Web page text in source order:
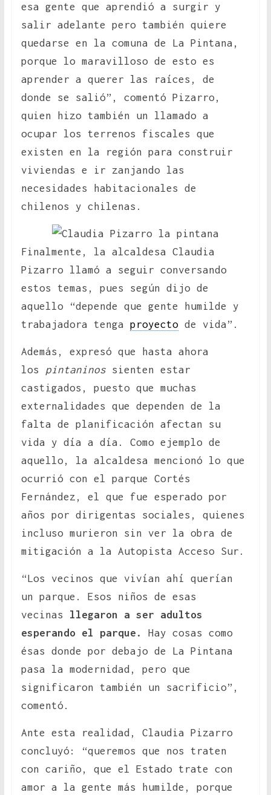
esa gente que aprendió a surgir y
salir adelante pero también quiere
quedarse en la comuna de La Pintana,
porque lo maravilloso de esto es
aprender a querer las raíces, de
donde se salió”, comentó Pizarro,
quien hizo también un llamado a
ocupar los terrenos fiscales que
existen en la región para construir
viviendas e ir zanjando las
necesidades habitacionales de
chilenos y chilenas.
Finalmente, la alcaldesa Claudia
Pizarro llamó a seguir conversando
estos temas, pues según dijo de
aquello “depende que gente humilde y
trabajadora tenga proyectode vida”.
Además, expresó que hasta ahora
los pintaninossienten estar
castigados, puesto que muchas
externalidades que dependen de la
falta de planificación afectan su
vida y día a día. Como ejemplo de
aquello, la alcaldesa mencionó lo que
ocurrió con el parque Cortés
Fernández, el que fue esperado por
años por dirigentas sociales, quienes
incluso murieron sin ver la obra de
mitigación a la Autopista Acceso Sur.
“Los vecinos que vivían ahí querían
un parque. Esos niños de esas
vecinas llegaron a ser adultos
esperando el parque. Hay cosas como
ésas donde por debajo de La Pintana
pasa la modernidad, pero que
significaron también un sacrificio”,
comentó.
Ante esta realidad, Claudia Pizarro
concluyó: “queremos que nos traten
con cariño, que el Estado trate con
amor a la gente más humilde, porque